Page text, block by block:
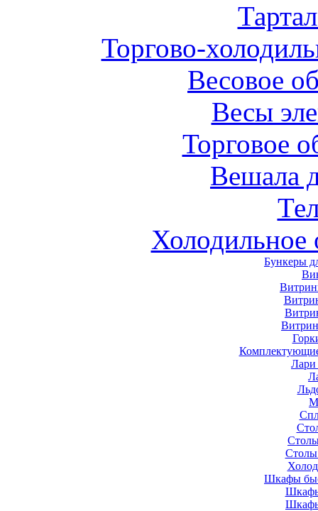
Торгово-
Весовое
Весы
Торговое
Вешала
Холодильное
Бункеры
Лари
Шкафы